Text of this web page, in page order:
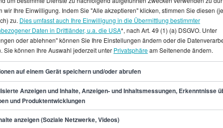
Gehälter in Deutschland
Jahresgehalt
€ erwarten, was einem
liegt etwa bei 43.000 €.
in liegt zwischen 38.200 €
Monat.Die meisten Jobs als
in den Städten Berlin,
497 offene
in.
min.38.200€
wir Ihre Einwilligung. Indem Sie "Alle akzeptieren" klicken, stimmen Sie diesen
zu. Dies umfasst auch Ihre Einwilligung in die Übermittlung bestimmter
Daten in Drittländer, u.a. die USA*, nach Art. 49 (1) (a) DSGVO. Unter
oder ablehnen" können Sie Ihre Einstellungen ändern oder die
Sie können Ihre Auswahl jederzeit unter Privatsphäream Seitenende ändern.
auf einem Gerät speichern und/oder abrufen
Anzeigen und Inhalte, Anzeigen- und Inhaltsmessungen, Erkenntnisse
und Produktentwicklungen
anzeigen (Soziale Netzwerke, Videos)